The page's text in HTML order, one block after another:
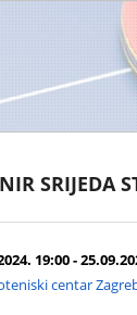
SRIJEDA
19:00 -
centar